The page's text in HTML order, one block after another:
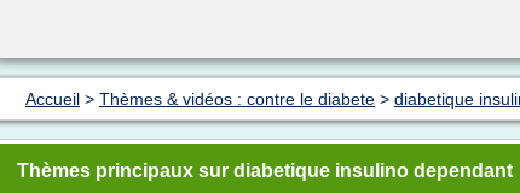
Accueil > Thèmes & vidéos : contre le diabete > diabetique
Thèmes principaux sur diabetique insulino dependant